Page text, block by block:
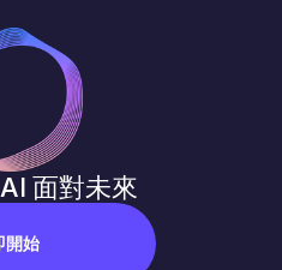
面對未來
開始